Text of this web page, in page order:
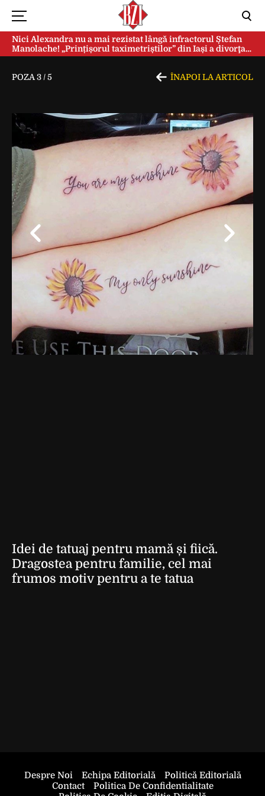
Nici Alexandra nu a mai rezistat lângă infractorul Ștefan
Manolache! „Prințișorul taximetriștilor” din Iași a divorţat
după doi ani de căsnicie
POZA 3 /5 ÎNAPOI LA ARTICOL
Idei de tatuaj pentru mamă și fiică.
Dragostea pentru familie, cel mai
frumos motiv pentru a te tatua
Despre Noi Echipa Editorială
Politică Editorială
Contact
Politica De Confidentialitate